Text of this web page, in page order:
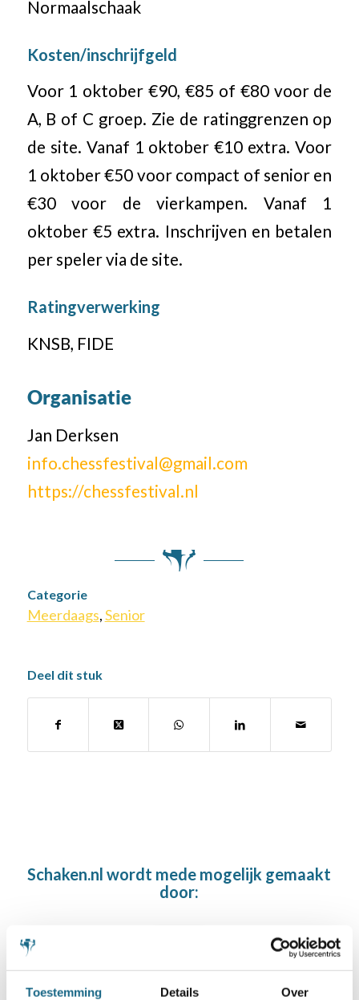
Toestemming Details Over
Normaalschaak
Kosten/inschrijfgeld
Voor 1 oktober €90, €85 of €80 voor de
A, B of C groep. Zie de ratinggrenzen op
de site. Vanaf 1 oktober €10 extra. Voor
1 oktober €50 voor compact of senior en
€30 voor de vierkampen. Vanaf 1
oktober €5 extra. Inschrijven en betalen
per speler via de site.
Ratingverwerking
KNSB, FIDE
Organisatie
Jan Derksen
info.chessfestival@gmail.com
https://chessfestival.nl
Categorie
Meerdaags,Senior
Deel dit stuk
Schaken.nl wordt mede mogelijk gemaakt
door: